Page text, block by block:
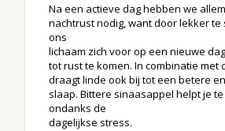
Na een actieve dag hebben we
nachtrust nodig, want door lekker
ons
lichaam zich voor op een nieuwe
tot rust te komen. In combinatie met
draagt linde ook bij tot een betere
slaap. Bittere sinaasappel helpt je
ondanks de
dagelijkse stress.